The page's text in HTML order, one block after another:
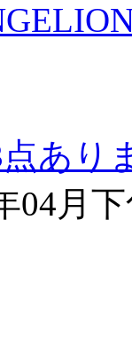
あり
04月